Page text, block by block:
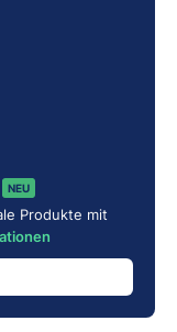
NEU
Produkte mit